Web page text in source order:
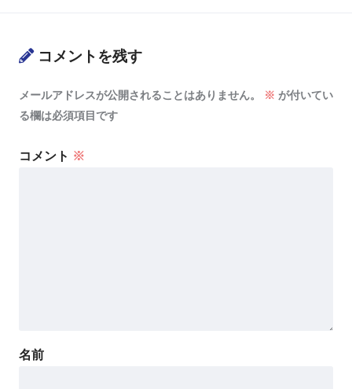
コメントを残す
メールアドレスが公開されることはありません。 ※ が付いてい
る欄は必須項目です
コメント ※
名前